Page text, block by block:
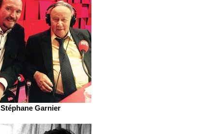
Stéphane Garnier